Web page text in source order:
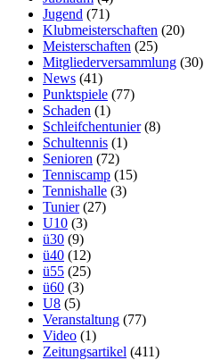
Jugend (71)
Klubmeisterschaften (20)
Meisterschaften (25)
Mitgliederversammlung (30)
News (41)
Punktspiele (77)
Schaden (1)
Schleifchentunier(8)
Schultennis (1)
Senioren (72)
Tenniscamp (15)
Tennishalle (3)
Tunier(27)
U10 (3)
ü30 (9)
ü40 (12)
ü55 (25)
ü60 (3)
U8 (5)
Veranstaltung (77)
Video (1)
Zeitungsartikel (411)